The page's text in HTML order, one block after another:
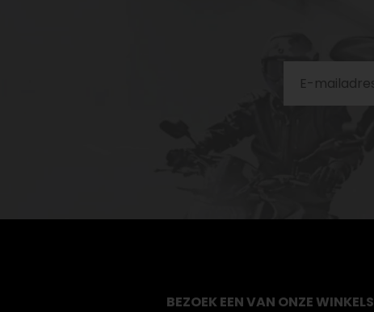
BEZOEK EEN VAN ONZE WINKELS